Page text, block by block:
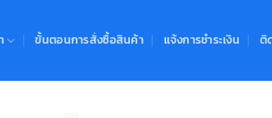
ขั้นตอนการสั่งซื้อสินค้า แจ้งการชำระเงิน ติ